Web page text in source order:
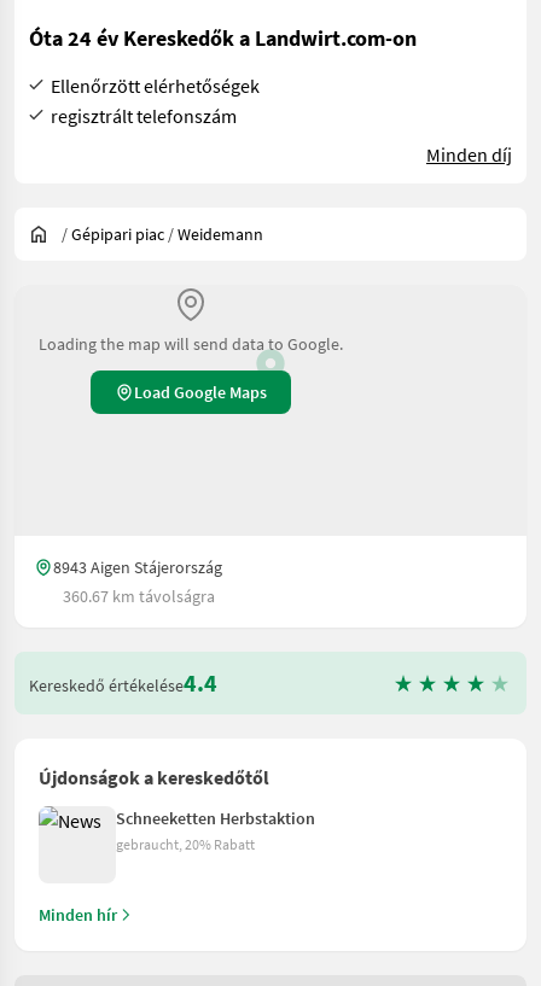
Óta 24 év Kereskedők a Landwirt.com-on
Ellenőrzött elérhetőségek
regisztrált telefonszám
Minden díj
/Gépipari piac /Weidemann
Loading the map will send data to Google.
Load Google Maps
8943 Aigen Stájerország
360.67 km távolságra
Kereskedő értékelése4.4
Újdonságok a kereskedőtől
Schneeketten Herbstaktion
gebraucht, 20% Rabatt
Minden hír